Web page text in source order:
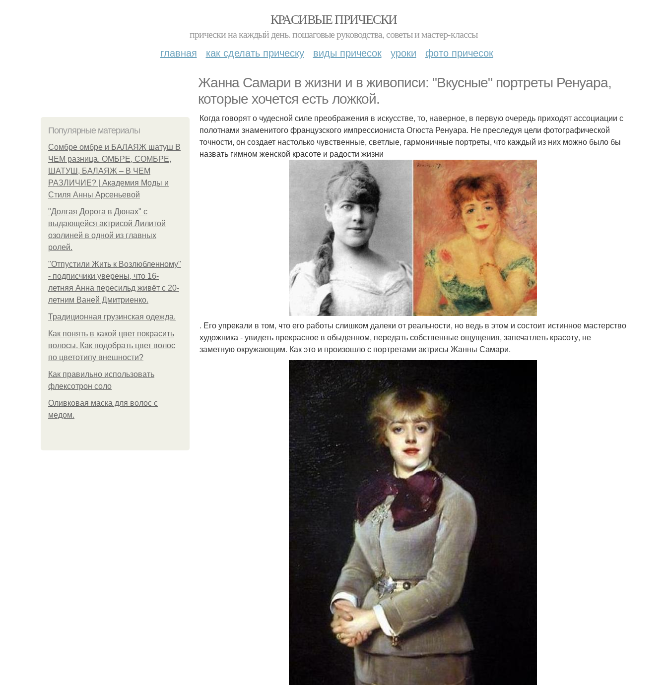
КРАСИВЫЕ ПРИЧЕСКИ
прически на каждый день. пошаговые руководства, советы и мастер-классы
главная как сделать прическу виды причесок уроки фото причесок
Жанна Самари в жизни и в живописи: "Вкусные" портреты Ренуара,
которые хочется есть ложкой.
Популярные материалы
Сомбре омбре и БАЛАЯЖ шатуш В
ЧЕМ разница. ОМБРЕ, СОМБРЕ,
ШАТУШ, БАЛАЯЖ – В ЧЕМ
РАЗЛИЧИЕ? | Академия Моды и
Стиля Анны Арсеньевой
"Долгая Дорога в Дюнах" с
выдающейся актрисой Лилитой
озолиней в одной из главных
ролей.
"Отпустили Жить к Возлюбленному"
- подписчики уверены, что 16-
летняя Анна пересильд живёт с 20-
летним Ваней Дмитриенко.
Традиционная грузинская одежда.
Как понять в какой цвет покрасить
волосы. Как подобрать цвет волос
по цветотипу внешности?
Как правильно использовать
флексотрон соло
Оливковая маска для волос с
медом.
Когда говорят о чудесной силе преображения в искусстве, то, наверное, в первую очередь приходят ассоциации с
полотнами знаменитого французского импрессиониста Огюста Ренуара. Не преследуя цели фотографической
точности, он создает настолько чувственные, светлые, гармоничные портреты, что каждый из них можно было бы
назвать гимном женской красоте и радости жизни
. Его упрекали в том, что его работы слишком далеки от реальности, но ведь в этом и состоит истинное мастерство
художника - увидеть прекрасное в обыденном, передать собственные ощущения, запечатлеть красоту, не
заметную окружающим. Как это и произошло с портретами актрисы Жанны Самари.